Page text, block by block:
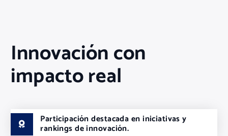
Innovación con
impacto real
Participación destacada en iniciativas y
rankings de innovación.